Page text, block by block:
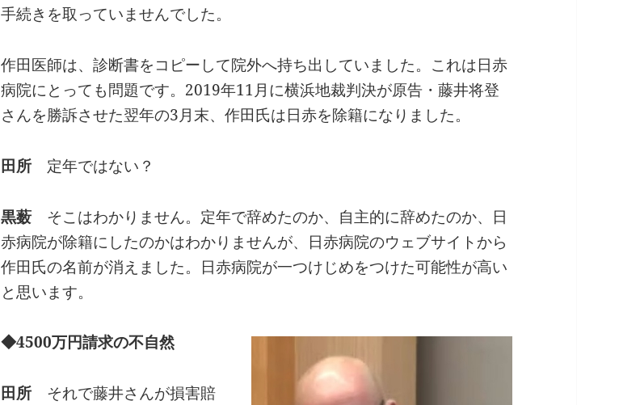
手続きを取っていませんでした。
作田医師は、診断書をコピーして院外へ持ち出していました。これは日赤
病院にとっても問題です。2019年11月に横浜地裁判決が原告・藤井将登
さんを勝訴させた翌年の3月末、作田氏は日赤を除籍になりました。
田所 定年ではない？
黒薮 そこはわかりません。定年で辞めたのか、自主的に辞めたのか、日
赤病院が除籍にしたのかはわかりませんが、日赤病院のウェブサイトから
作田氏の名前が消えました。日赤病院が一つけじめをつけた可能性が高い
と思います。
◆4500万円請求の不自然
田所 それで藤井さんが損害賠